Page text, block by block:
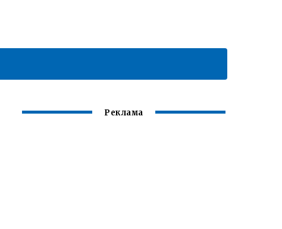
Реклама